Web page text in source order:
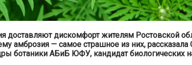
доставляют дискомфорт жителям Ростовской
амброзия — самое страшное из них, рассказала
ботаники АБиБ ЮФУ, кандидат биологических